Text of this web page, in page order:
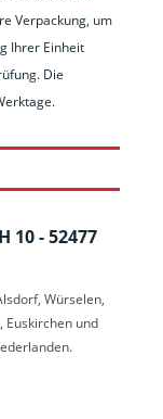
Verpackung, um
Ihrer Einheit
Die
10 - 52477
Würselen,
Euskirchen und